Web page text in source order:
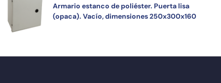
Armario estanco de poliéster. Puerta lisa
(opaca). Vacío, dimensiones 250x300x160